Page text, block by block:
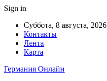
Sign in
Суббота, 8 августа, 2026
Контакты
Лента
Карта
Германия Онлайн